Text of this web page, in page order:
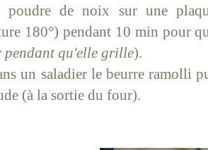
poudre de noix sur une
180°) pendant 10 min pour
pendant qu'elle grille).
un saladier le beurre ramolli
(à la sortie du four).